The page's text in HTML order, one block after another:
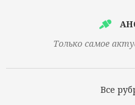
Только самое
Все